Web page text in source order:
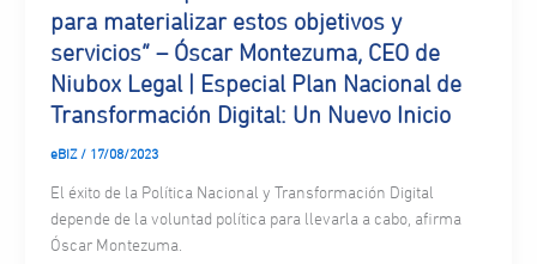
para materializar estos objetivos y
servicios” – Óscar Montezuma, CEO de
Niubox Legal | Especial Plan Nacional de
Transformación Digital: Un Nuevo Inicio
eBIZ / 17/08/2023
El éxito de la Política Nacional y Transformación Digital
depende de la voluntad política para llevarla a cabo, afirma
Óscar Montezuma.